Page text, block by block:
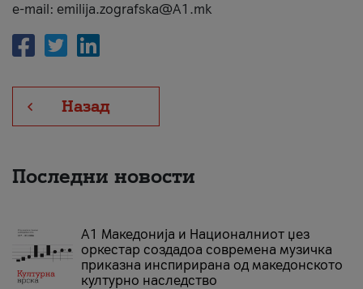
e-mail: emilija.zografska@A1.mk
Назад
Последни новости
А1 Македонија и Националниот џез
оркестар создадоа современа музичка
приказна инспирирана од македонското
културно наследство